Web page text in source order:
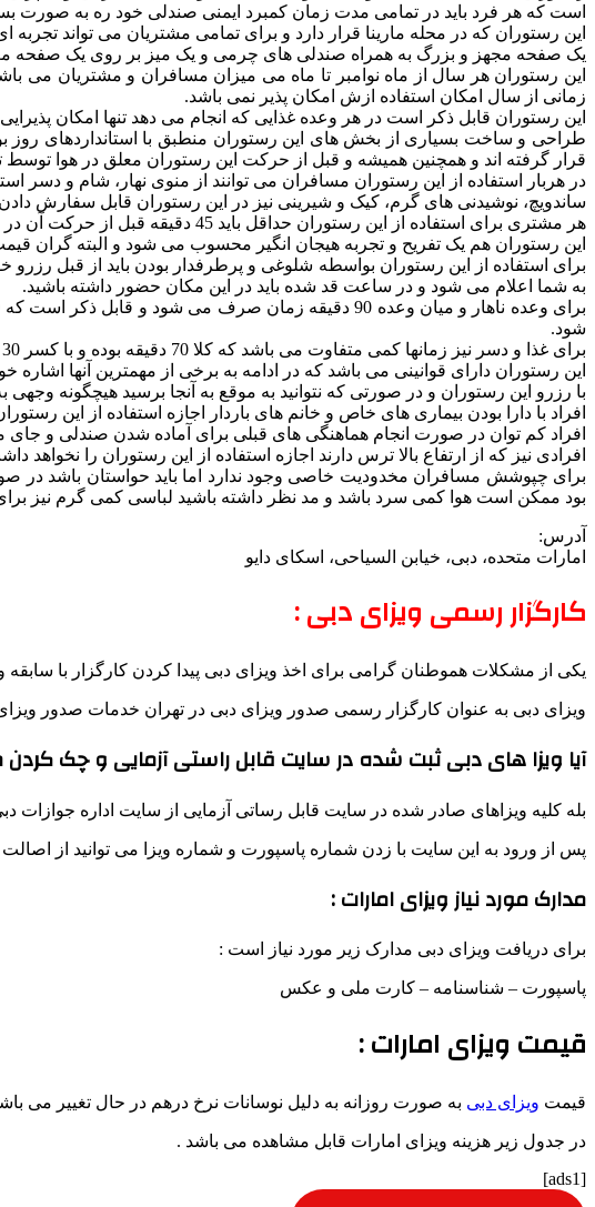
است که هر فرد باید در تمامی مدت زمان کمبرد ایمنی صندلی خود ره به صورت
این رستوران که در محله مارینا قرار دارد و برای تمامی مشتریان می تواند
یک صفحه مجهز و بزرگ به همراه صندلی های چرمی و یک میز بر روی یک صفحه
این رستوران هر سال از ماه نوامبر تا ماه می میزان مسافران و مشتریان می
زمانی از سال امکان استفاده ازش امکان پذیر نمی باشد.
این رستوران قابل ذکر است در هر وعده غذایی که انجام می دهد تنها امکان پذیرایی از 22 مهمان را دارا می
طراحی و ساخت بسیاری از بخش های این رستوران منطبق با استانداردهای روز
قرار گرفته اند و همچنین همیشه و قبل از حرکت این رستوران معلق در هوا
در هربار استفاده از این رستوران مسافران می توانند از منوی نهار، شام و دسر
ساندویچ، نوشیدنی های گرم، کیک و شیرینی نیز در این رستوران قابل سفارش
هر مشتری برای استفاده از این رستوران حداقل باید 45 دقیقه قبل از حرکت آن در سالن انتظار آن حاظر شوند.
این رستوران هم یک تفریح و تجربه هیجان انگیر محسوب می شود و البته گران
برای استفاده از این رستوران بواسطه شلوغی و پرطرفدار بودن باید از قبل رزرو
به شما اعلام می شود و در ساعت قد شده باید در این مکان حضور داشته باشید.
شود.
برای غذا و دسر نیز زمانها کمی متفاوت می باشد که کلا 70 دقیقه بوده و با کسر 30 دقیقه در حدود 40 دقیقه برای سرو شام و دسر مدت زمان باقی می ماند.
این رستوران دارای قوانینی می باشد که در ادامه به برخی از مهمترین آنها اشاره
با رزرو این رستوران و در صورتی که نتوانید به موقع به آنجا برسید هیچگونه
افراد با دارا بودن بیماری های خاص و خانم های باردار اجازه استفاده از این
افراد کم توان در صورت انجام هماهنگی های قبلی برای آماده شدن صندلی و جای
افرادی نیز که از ارتفاع بالا ترس دارند اجازه استفاده از این رستوران را
برای چپوشش مسافران مخدودیت خاصی وجود ندارد اما باید حواستان باشد در
بود ممکن است هوا کمی سرد باشد و مد نظر داشته باشید لباسی کمی گرم نیز
آدرس:
امارات متحده، دبی، خیابن السیاحی، اسکای دایو
کارگزار رسمی ویزای دبی :
یکی از مشکلات هموطنان گرامی برای اخذ ویزای دبی پیدا کردن کارگزار با
ویزای دبی به عنوان کارگزار رسمی صدور ویزای دبی در تهران خدمات صدور ویزای
آیا ویزا های دبی ثبت شده در سایت قابل راستی آزمایی و چک
بله کلیه ویزاهای صادر شده در سایت قابل رساتی آزمایی از سایت اداره جوازات
پس از ورود به این سایت با زدن شماره پاسپورت و شماره ویزا می توانید از
مدارک مورد نیاز ویزای امارات :
برای دریافت ویزای دبی مدارک زیر مورد نیاز است :
پاسپورت – شناسنامه – کارت ملی و عکس
قیمت ویزای امارات :
قیمت ویزای دبی به صورت روزانه به دلیل نوسانات نرخ درهم در حال تغییر می
در جدول زیر هزینه ویزای امارات قابل مشاهده می باشد .
[ads1]